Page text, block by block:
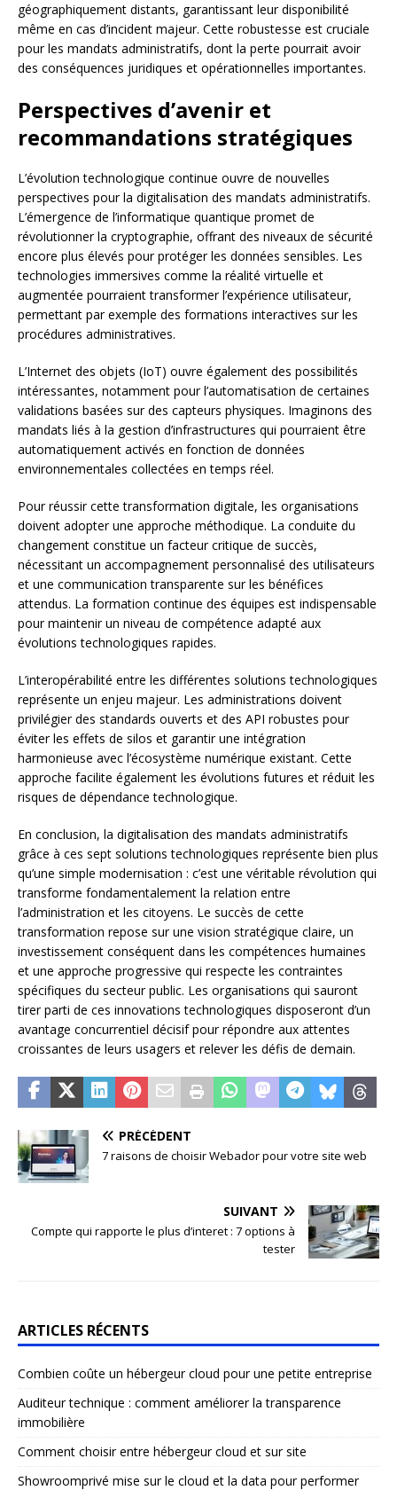
géographiquement distants, garantissant leur disponibilité
même en cas d’incident majeur. Cette robustesse est cruciale
pour les mandats administratifs, dont la perte pourrait avoir
des conséquences juridiques et opérationnelles importantes.
Perspectives d’avenir et
recommandations stratégiques
L’évolution technologique continue ouvre de nouvelles
perspectives pour la digitalisation des mandats administratifs.
L’émergence de l’informatique quantique promet de
révolutionner la cryptographie, offrant des niveaux de sécurité
encore plus élevés pour protéger les données sensibles. Les
technologies immersives comme la réalité virtuelle et
augmentée pourraient transformer l’expérience utilisateur,
permettant par exemple des formations interactives sur les
procédures administratives.
L’Internet des objets (IoT) ouvre également des possibilités
intéressantes, notamment pour l’automatisation de certaines
validations basées sur des capteurs physiques. Imaginons des
mandats liés à la gestion d’infrastructures qui pourraient être
automatiquement activés en fonction de données
environnementales collectées en temps réel.
Pour réussir cette transformation digitale, les organisations
doivent adopter une approche méthodique. La conduite du
changement constitue un facteur critique de succès,
nécessitant un accompagnement personnalisé des utilisateurs
et une communication transparente sur les bénéfices
attendus. La formation continue des équipes est indispensable
pour maintenir un niveau de compétence adapté aux
évolutions technologiques rapides.
L’interopérabilité entre les différentes solutions technologiques
représente un enjeu majeur. Les administrations doivent
privilégier des standards ouverts et des API robustes pour
éviter les effets de silos et garantir une intégration
harmonieuse avec l’écosystème numérique existant. Cette
approche facilite également les évolutions futures et réduit les
risques de dépendance technologique.
En conclusion, la digitalisation des mandats administratifs
grâce à ces sept solutions technologiques représente bien plus
qu’une simple modernisation : c’est une véritable révolution qui
transforme fondamentalement la relation entre
l’administration et les citoyens. Le succès de cette
transformation repose sur une vision stratégique claire, un
investissement conséquent dans les compétences humaines
et une approche progressive qui respecte les contraintes
spécifiques du secteur public. Les organisations qui sauront
tirer parti de ces innovations technologiques disposeront d’un
avantage concurrentiel décisif pour répondre aux attentes
croissantes de leurs usagers et relever les défis de demain.
PRÉCÉDENT
7 raisons de choisir Webador pour votre site web
SUIVANT
Compte qui rapporte le plus d’interet : 7 options à
tester
ARTICLES RÉCENTS
Combien coûte un hébergeur cloud pour une petite entreprise
Auditeur technique : comment améliorer la transparence
immobilière
Comment choisir entre hébergeur cloud et sur site
Showroomprivé mise sur le cloud et la data pour performer